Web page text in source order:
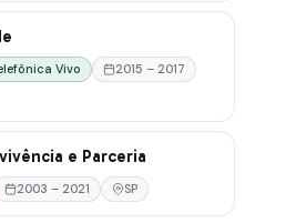
Vivo
2015 – 2017
e Parceria
2003 – 2021 SP